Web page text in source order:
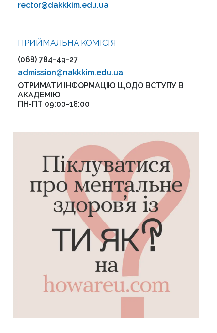
rector@dakkkim.edu.ua
ПРИЙМАЛЬНА KOMІСІЯ
(068) 784-49-27
admission@nakkkim.edu.ua
ОТРИМАТИ ІНФОРМАЦІЮ ЩОДО ВСТУПУ В
АКАДЕМІЮ
ПН-ПТ 09:00-18:00